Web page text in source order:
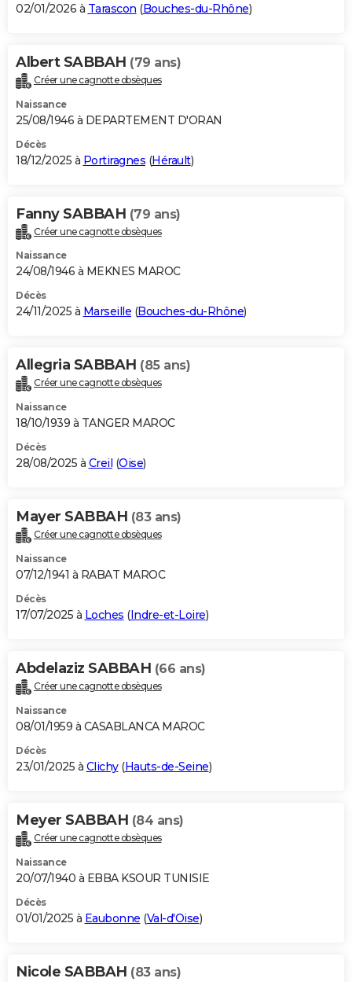
02/01/2026 à Tarascon (Bouches-du-Rhône)
Albert SABBAH (79 ans)
Créer une cagnotte obsèques
Naissance
25/08/1946 à DEPARTEMENT D'ORAN
Décès
18/12/2025 à Portiragnes (Hérault)
Fanny SABBAH (79 ans)
Créer une cagnotte obsèques
Naissance
24/08/1946 à MEKNES MAROC
Décès
24/11/2025 à Marseille (Bouches-du-Rhône)
Allegria SABBAH (85 ans)
Créer une cagnotte obsèques
Naissance
18/10/1939 à TANGER MAROC
Décès
28/08/2025 à Creil (Oise)
Mayer SABBAH (83 ans)
Créer une cagnotte obsèques
Naissance
07/12/1941 à RABAT MAROC
Décès
17/07/2025 à Loches (Indre-et-Loire)
Abdelaziz SABBAH (66 ans)
Créer une cagnotte obsèques
Naissance
08/01/1959 à CASABLANCA MAROC
Décès
23/01/2025 à Clichy(Hauts-de-Seine)
Meyer SABBAH (84 ans)
Créer une cagnotte obsèques
Naissance
20/07/1940 à EBBA KSOUR TUNISIE
Décès
01/01/2025 à Eaubonne (Val-d'Oise)
Nicole SABBAH (83 ans)